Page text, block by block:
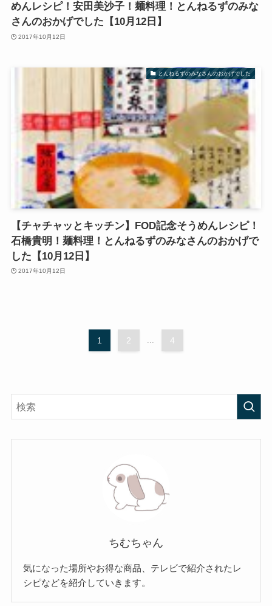
めんレシピ！安田美沙子！麺料理！とんねるずのみな
さんのおかげでした【10月12日】
2017年10月12日
とんねるずのみなさんのおかげでした
【チャチャッとキッチン】FOD記念そうめんレシピ！
石橋貴明！麺料理！とんねるずのみなさんのおかげで
した【10月12日】
2017年10月12日
1 2 4
ちむちゃん
気になった場所やお得な商品、テレビで紹介されたレ
シピなどを紹介していきます。